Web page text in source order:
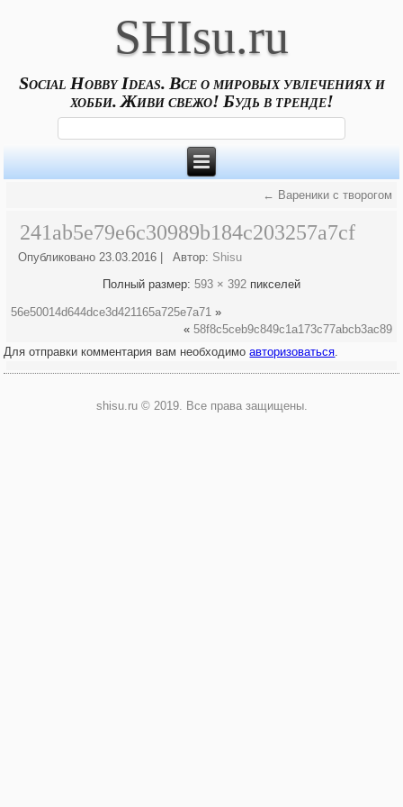
SHIsu.ru
Social Hobby Ideas. Все о мировых увлечениях и
хобби. Живи свежо! Будь в тренде!
← Вареники с творогом
241ab5e79e6c30989b184c203257a7cf
Опубликовано 23.03.2016 Автор: Shisu
Полный размер: 593 × 392 пикселей
56e50014d644dce3d421165a725e7a71 »
« 58f8c5ceb9c849c1a173c77abcb3ac89
Для отправки комментария вам необходимоавторизоваться.
shisu.ru © 2019. Все права защищены.